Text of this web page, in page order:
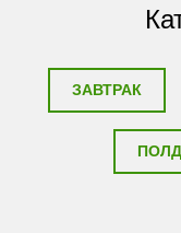
ЗАВТРАК